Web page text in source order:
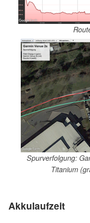
Spurverfolgung:
Titanium
Akkulaufzeit